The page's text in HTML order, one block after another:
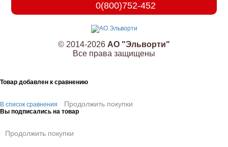
0(800)752-452
© 2014-2026 АО "Эльворти"
Все права защищены
Товар добавлен к сравнению
В список сравнения Продолжить покупки
Вы подписались на товар
Продолжить покупки